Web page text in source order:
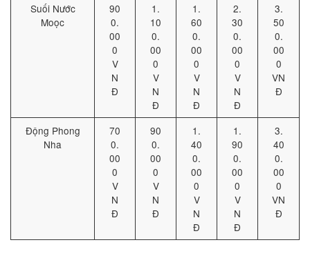
Suối Nước
Moọc
90
0.
00
0
V
N
Đ
1.
10
0.
00
0
V
N
Đ
1.
60
0.
00
0
V
N
Đ
2.
30
0.
00
0
V
N
Đ
3.
50
0.
00
0
VN
Đ
Động Phong
Nha
70
0.
00
0
V
N
Đ
90
0.
00
0
V
N
Đ
1.
40
0.
00
0
V
N
Đ
1.
90
0.
00
0
V
N
Đ
3.
40
0.
00
0
VN
Đ